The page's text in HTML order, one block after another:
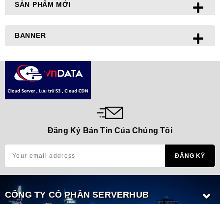
SẢN PHẨM MỚI
BANNER
Đăng Ký Bản Tin Của Chúng Tôi
CÔNG TY CỔ PHẦN SERVERHUB